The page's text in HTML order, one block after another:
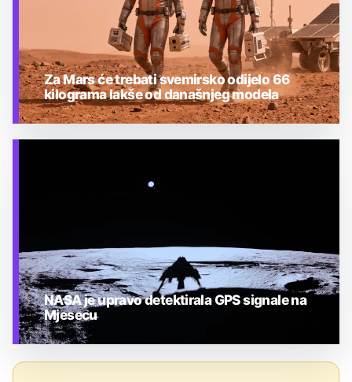
Za Mars će trebati svemirsko odijelo 66
kilograma lakše od današnjeg modela
NASA je upravo detektirala GPS signale na
Mjesecu